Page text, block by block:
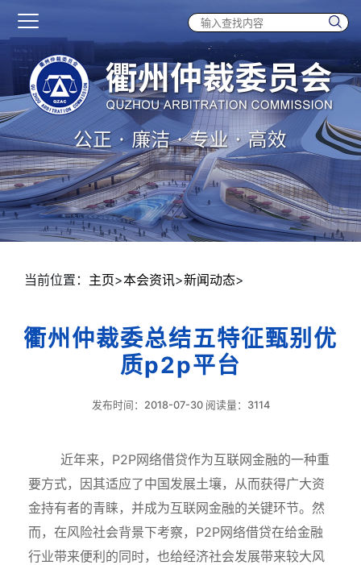
当前位置： 主页>本会资讯>新闻动态>
衢州仲裁委总结五特征甄别优
质p2p平台
发布时间：2018-07-30 阅读量：3114
近年来，P2P网络借贷作为互联网金融的一种重
要方式，因其适应了中国发展土壤，从而获得广大资
金持有者的青睐，并成为互联网金融的关键环节。然
而，在风险社会背景下考察，P2P网络借贷在给金融
行业带来便利的同时，也给经济社会发展带来较大风